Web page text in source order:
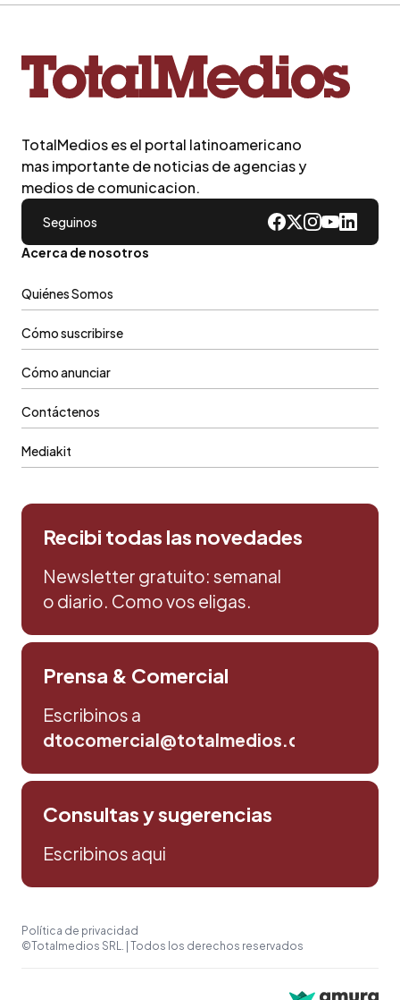
TotalMedios es el portal latinoamericano
mas importante de noticias de agencias y
medios de comunicacion.
Seguinos
Acerca de nosotros
Quiénes Somos
Cómo suscribirse
Cómo anunciar
Contáctenos
Mediakit
Recibi todas las novedades
Newsletter gratuito: semanal
o diario. Como vos eligas.
Prensa & Comercial
Escribinos a
dtocomercial@totalmedios.com
Consultas y sugerencias
Escribinos aqui
Política de privacidad
©Totalmedios SRL. | Todos los derechos reservados